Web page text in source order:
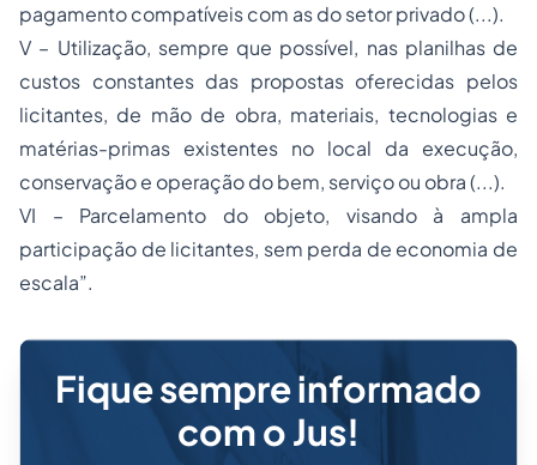
pagamento compatíveis com as do setor privado (...).
V – Utilização, sempre que possível, nas planilhas de
custos constantes das propostas oferecidas pelos
licitantes, de mão de obra, materiais, tecnologias e
matérias-primas existentes no local da execução,
conservação e operação do bem, serviço ou obra (...).
VI – Parcelamento do objeto, visando à ampla
participação de licitantes, sem perda de economia de
escala”.
Fique sempre informado
com o Jus!